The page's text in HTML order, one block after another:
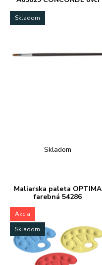
Skladom
Skladom
Maliarska paleta OPTIMA
farebná 54286
Akcia
Skladom